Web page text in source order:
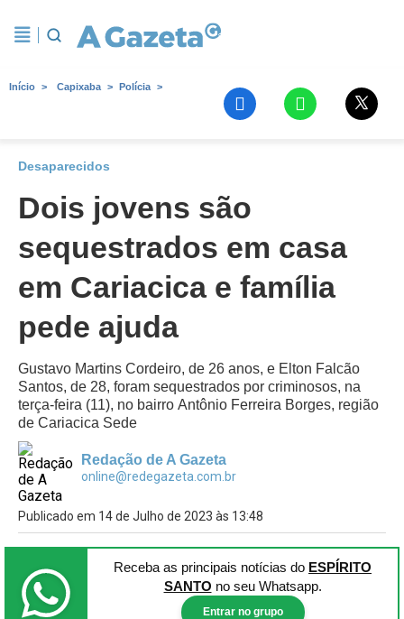
Início Capixaba Polícia
Desaparecidos
Dois jovens são
sequestrados em casa
em Cariacica e família
pede ajuda
Gustavo Martins Cordeiro, de 26 anos, e Elton Falcão
Santos, de 28, foram sequestrados por criminosos, na
terça-feira (11), no bairro Antônio Ferreira Borges, região
de Cariacica Sede
Redação de A Gazeta
online@redegazeta.com.br
Publicado em 14 de Julho de 2023 às 13:48
Receba as principais notícias do ESPÍRITO
SANTO no seu Whatsapp.
Entrar no grupo